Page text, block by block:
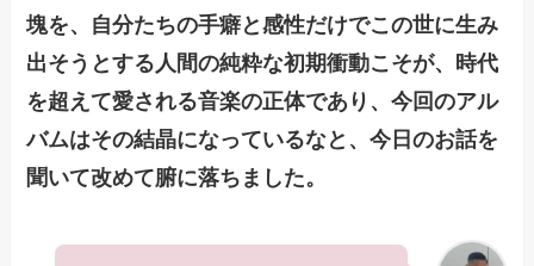
塊を、自分たちの手癖と感性だけでこの世に生み
出そうとする人間の純粋な初期衝動こそが、時代
を超えて愛される音楽の正体であり、今回のアル
バムはその結晶になっているなと、今日のお話を
聞いて改めて腑に落ちました。